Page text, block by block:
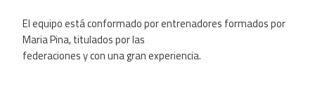
El equipo está conformado por entrenadores formados por
Maria Pina, titulados por las
federaciones y con una gran experiencia.